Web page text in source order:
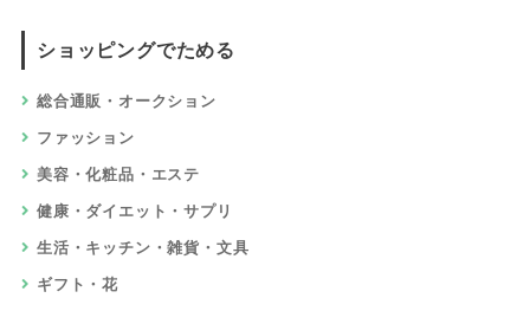
ショッピングでためる
総合通販・オークション
ファッション
美容・化粧品・エステ
健康・ダイエット・サプリ
生活・キッチン・雑貨・文具
ギフト・花